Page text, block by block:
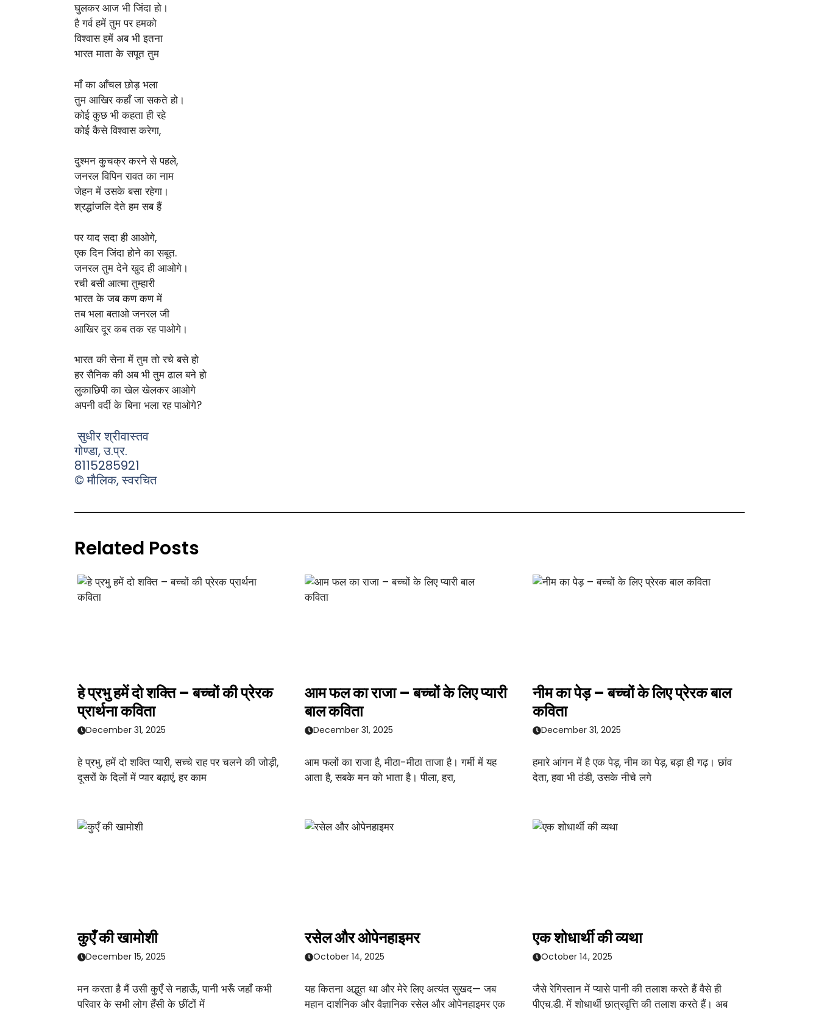
घुलकर आज भी जिंदा हो।
है गर्व हमें तुम पर हमको
विश्वास हमें अब भी इतना
भारत माता के सपूत तुम
माँ का आँचल छोड़ भला
तुम आखिर कहाँ जा सकते हो।
कोई कुछ भी कहता ही रहे
कोई कैसे विश्वास करेगा,
दुश्मन कुचक्र करने से पहले,
जनरल विपिन रावत का नाम
जेहन में उसके बसा रहेगा।
श्रद्धांजलि देते हम सब हैं
पर याद सदा ही आओगे,
एक दिन जिंदा होने का सबूत.
जनरल तुम देने खुद ही आओगे।
रची बसी आत्मा तुम्हारी
भारत के जब कण कण में
तब भला बताओ जनरल जी
आखिर दूर कब तक रह पाओगे।
भारत की सेना में तुम तो रचे बसे हो
हर सैनिक की अब भी तुम ढाल बने हो
लुकाछिपी का खेल खेलकर आओगे
अपनी वर्दी के बिना भला रह पाओगे?
सुधीर श्रीवास्तव
गोण्डा, उ.प्र.
8115285921
© मौलिक, स्वरचित
Related Posts
हे प्रभु हमें दो शक्ति – बच्चों की प्रेरक
प्रार्थना कविता
December 31, 2025
हे प्रभु, हमें दो शक्ति प्यारी, सच्चे राह पर चलने की जोड़ी,
दूसरों के दिलों में प्यार बढ़ाएं, हर काम
आम फल का राजा – बच्चों के लिए प्यारी
बाल कविता
December 31, 2025
आम फलों का राजा है, मीठा-मीठा ताजा है। गर्मी में यह
आता है, सबके मन को भाता है। पीला, हरा,
नीम का पेड़ – बच्चों के लिए प्रेरक बाल
कविता
December 31, 2025
हमारे आंगन में है एक पेड़, नीम का पेड़, बड़ा ही गढ़। छांव
देता, हवा भी ठंडी, उसके नीचे लगे
कुएँ की खामोशी
December 15, 2025
मन करता है मैं उसी कुएँ से नहाऊँ, पानी भरूँ जहाँ कभी
परिवार के सभी लोग हँसी के छींटों में
रसेल और ओपेनहाइमर
October 14, 2025
यह कितना अद्भुत था और मेरे लिए अत्यंत सुखद— जब
महान दार्शनिक और वैज्ञानिक रसेल और ओपेनहाइमर एक
एक शोधार्थी की व्यथा
October 14, 2025
जैसे रेगिस्तान में प्यासे पानी की तलाश करते हैं वैसे ही
पीएच.डी. में शोधार्थी छात्रवृत्ति की तलाश करते हैं। अब